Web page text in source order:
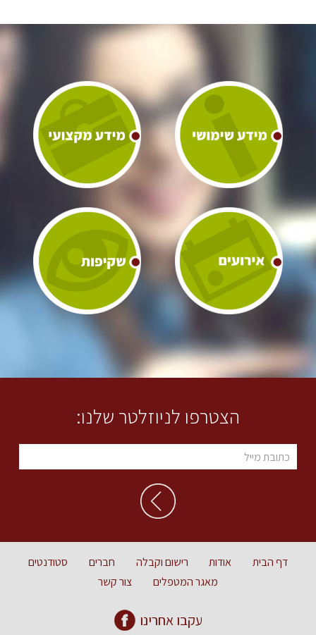
הצטרפו לניוזלטר שלנו:
דף הבית אודות רישום וקבלה חברים
סטודנטים
מאגר המטפלים
צור קשר
עקבו אחרינו